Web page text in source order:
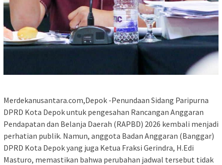
Merdekanusantara.com,Depok -Penundaan Sidang Paripurna
DPRD Kota Depok untuk pengesahan Rancangan Anggaran
Pendapatan dan Belanja Daerah (RAPBD) 2026 kembali menjadi
perhatian publik. Namun, anggota Badan Anggaran (Banggar)
DPRD Kota Depok yang juga Ketua Fraksi Gerindra, H.Edi
Masturo, memastikan bahwa perubahan jadwal tersebut tidak